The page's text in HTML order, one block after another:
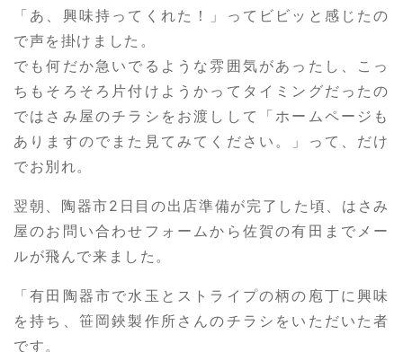
「あ、興味持ってくれた！」ってビビッと感じたの
で声を掛けました。
でも何だか急いでるような雰囲気があったし、こっ
ちもそろそろ片付けようかってタイミングだったの
ではさみ屋のチラシをお渡しして「ホームページも
ありますのでまた見てみてください。」って、だけ
でお別れ。
翌朝、陶器市2日目の出店準備が完了した頃、はさみ
屋のお問い合わせフォームから佐賀の有田までメー
ルが飛んで来ました。
「有田陶器市で水玉とストライプの柄の庖丁に興味
を持ち、笹岡鋏製作所さんのチラシをいただいた者
です。